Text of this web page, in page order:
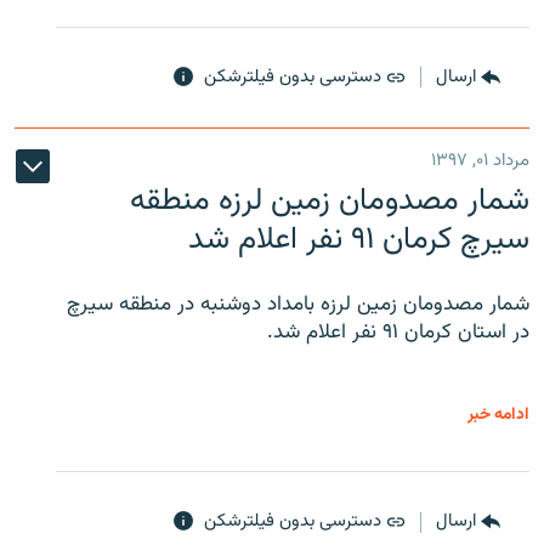
ارسال دسترسی بدون فیلترشکن
مرداد ۰۱, ۱۳۹۷
شمار مصدومان زمین لرزه منطقه
سیرچ کرمان ۹۱ نفر اعلام شد
شمار مصدومان زمین لرزه بامداد دوشنبه در منطقه سیرچ
در استان کرمان ۹۱ نفر اعلام شد.
ادامه خبر
ارسال دسترسی بدون فیلترشکن